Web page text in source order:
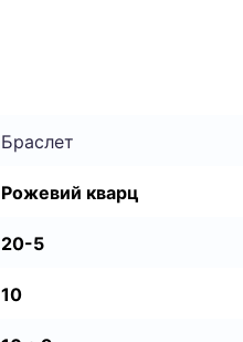
Браслет
Рожевий кварц
20-5
10